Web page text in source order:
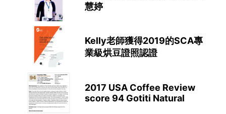
慧婷
Kelly老師獲得2019的SCA專
業級烘豆證照認證
2017 USA Coffee Review
score 94 Gotiti Natural